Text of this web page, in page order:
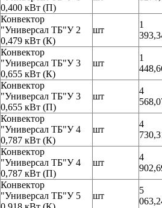
0,400 кВт (П)
Конвектор
"Универсал ТБ"У 2
0,479 кВт (К)
шт
1
Конвектор
"Универсал ТБ"У 3
0,655 кВт (К)
шт
1
Конвектор
"Универсал ТБ"У 3
0,655 кВт (П)
шт
4
Конвектор
"Универсал ТБ"У 4
0,787 кВт (К)
шт
4
Конвектор
"Универсал ТБ"У 4
0,787 кВт (П)
шт
4
Конвектор
"Универсал ТБ"У 5
шт
5